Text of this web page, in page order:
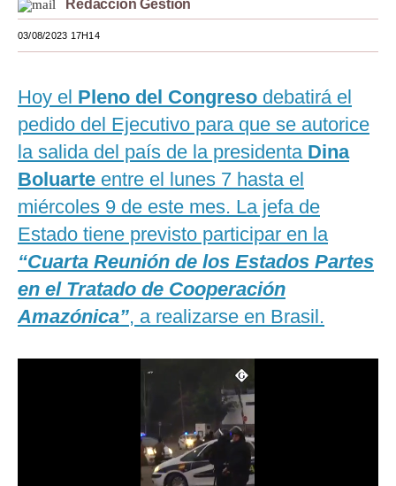
Mundo
México
España
Internacional
Tecnología
Club del Suscriptor
Mix
G de Gestión
Redacción Gestión
03/08/2023 17H14
Hoy el Pleno del Congreso debatirá el
pedido del Ejecutivo para que se autorice
la salida del país de la presidenta Dina
Boluarte entre el lunes 7 hasta el
miércoles 9 de este mes. La jefa de
Estado tiene previsto participar en la
“Cuarta Reunión de los Estados Partes
en el Tratado de Cooperación
Amazónica”, a realizarse en Brasil.